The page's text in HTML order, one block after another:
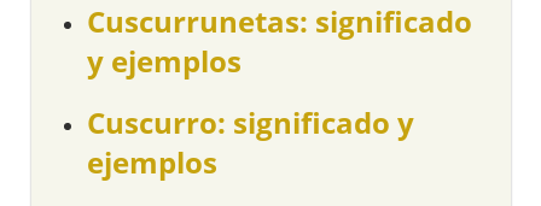
Cuscurrunetas: significado
y ejemplos
Cuscurro: significado y
ejemplos